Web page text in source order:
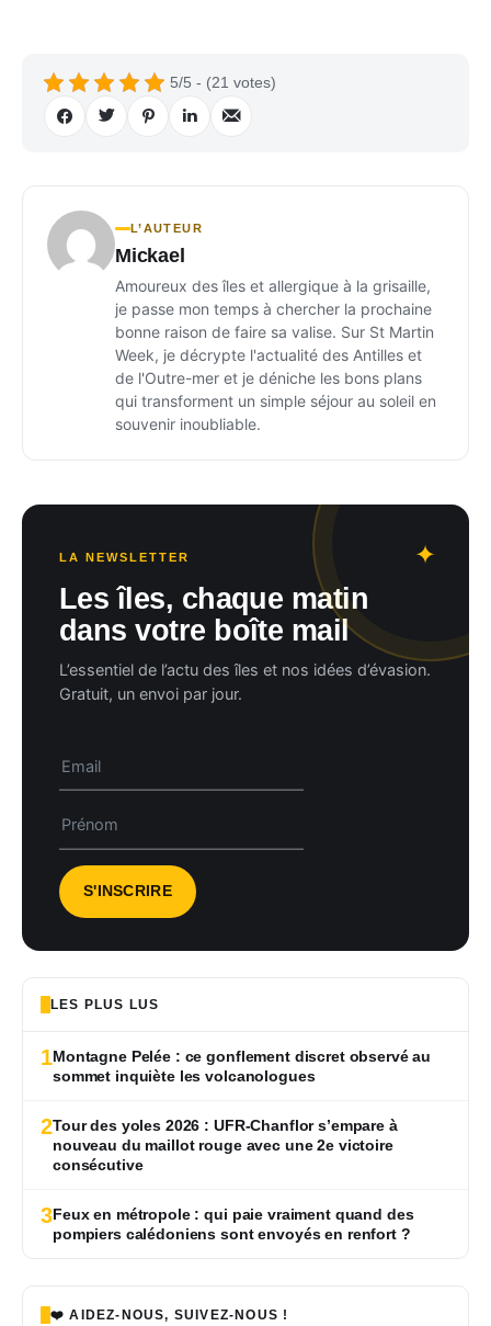
5/5 - (21 votes)
L’AUTEUR
Mickael
Amoureux des îles et allergique à la grisaille,
je passe mon temps à chercher la prochaine
bonne raison de faire sa valise. Sur St Martin
Week, je décrypte l'actualité des Antilles et
de l'Outre-mer et je déniche les bons plans
qui transforment un simple séjour au soleil en
souvenir inoubliable.
LA NEWSLETTER
Les îles, chaque matin
dans votre boîte mail
L’essentiel de l’actu des îles et nos idées d’évasion.
Gratuit, un envoi par jour.
LES PLUS LUS
1Montagne Pelée : ce gonflement discret observé au
sommet inquiète les volcanologues
2Tour des yoles 2026 : UFR-Chanflor s’empare à
nouveau du maillot rouge avec une 2e victoire
consécutive
3Feux en métropole : qui paie vraiment quand des
pompiers calédoniens sont envoyés en renfort ?
❤️ AIDEZ-NOUS, SUIVEZ-NOUS !